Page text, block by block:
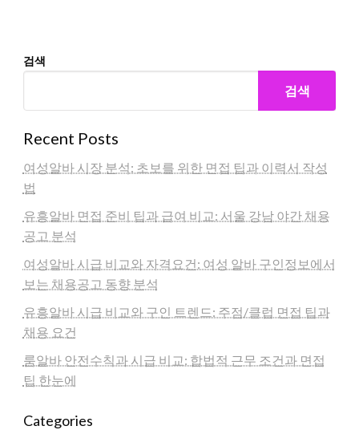
검색
검색
Recent Posts
여성알바 시장 분석: 초보를 위한 면접 팁과 이력서 작성
법
유흥알바 면접 준비 팁과 급여 비교: 서울 강남 야간 채용
공고 분석
여성알바 시급 비교와 자격요건: 여성 알바 구인정보에서
보는 채용공고 동향 분석
유흥알바 시급 비교와 구인 트렌드: 주점/클럽 면접 팁과
채용 요건
룸알바 안전수칙과 시급 비교: 합법적 근무 조건과 면접
팁 한눈에
Categories